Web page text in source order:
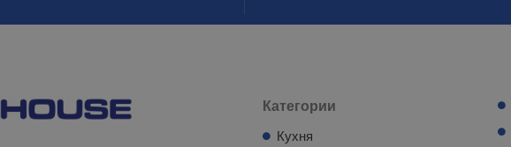
Категории
Кухня